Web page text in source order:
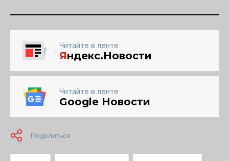
Читайте в ленте
Яндекс.Новости
Читайте в ленте
Google Новости